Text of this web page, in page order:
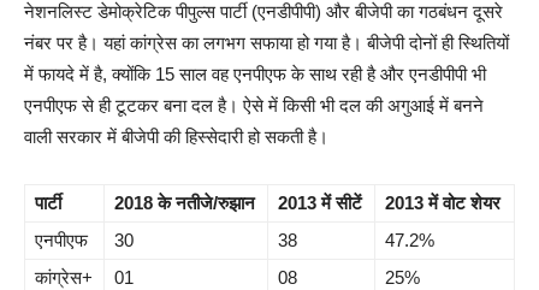
नेशनलिस्ट डेमोक्रेटिक पीपुल्स पार्टी (एनडीपीपी) और बीजेपी का गठबंधन दूसरे
नंबर पर है। यहां कांग्रेस का लगभग सफाया हो गया है। बीजेपी दोनों ही स्थितियों
में फायदे में है, क्योंकि 15 साल वह एनपीएफ के साथ रही है और एनडीपीपी भी
एनपीएफ से ही टूटकर बना दल है। ऐसे में किसी भी दल की अगुआई में बनने
वाली सरकार में बीजेपी की हिस्सेदारी हो सकती है।
पार्टी 2018 के नतीजे/रुझान 2013 में सीटें
2013 में वोट शेयर
एनपीएफ
30 38
47.2%
कांग्रेस+
01 08
25%